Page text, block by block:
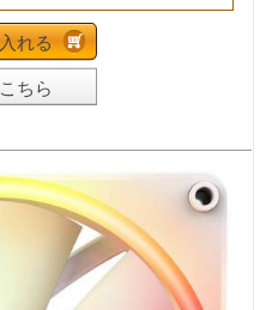
れる
ちら